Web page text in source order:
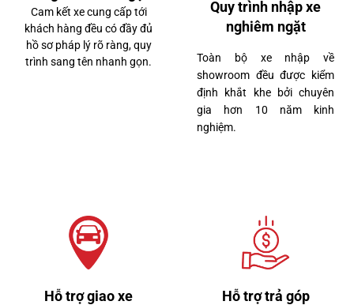
Cam kết xe cung cấp tới
khách hàng đều có đầy đủ
hồ sơ pháp lý rõ ràng, quy
trình sang tên nhanh gọn.
Quy trình nhập xe
nghiêm ngặt
Toàn bộ xe nhập về
showroom đều được kiểm
định khắt khe bởi chuyên
gia hơn 10 năm kinh
nghiệm.
Hỗ trợ giao xe
Hỗ trợ trả góp